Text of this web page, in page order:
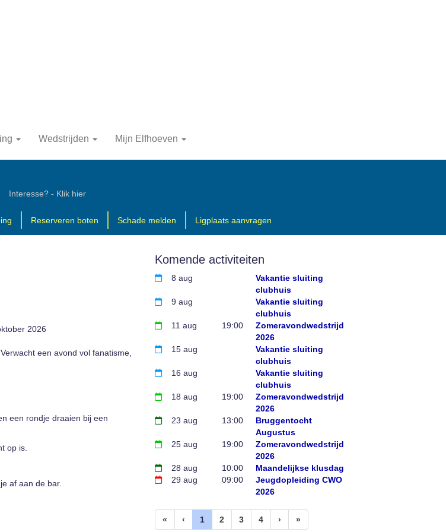
Wedstrijden Mijn Elfhoeven
Interesse? - Klik hier
Reserveren boten Schade melden Ligplaats aanvragen
2026
een avond vol fanatisme,
een rondje draaien bij een
op is.
af aan de bar.
Komende activiteiten
8 aug
Vakantie sluiting
clubhuis
9 aug
Vakantie sluiting
clubhuis
11 aug
19:00
Zomeravondwedstrijd
2026
15 aug
Vakantie sluiting
clubhuis
16 aug
Vakantie sluiting
clubhuis
18 aug
19:00
Zomeravondwedstrijd
2026
23 aug
13:00
Bruggentocht
Augustus
25 aug
19:00
Zomeravondwedstrijd
2026
28 aug
10:00
Maandelijkse klusdag
29 aug
09:00
Jeugdopleiding CWO
2026
« ‹ 1 (huidige)
2 3 4 › »